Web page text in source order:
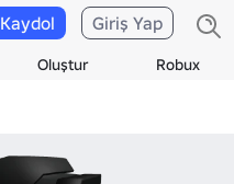
Oluştur Robux
Kaydol Giriş Yap